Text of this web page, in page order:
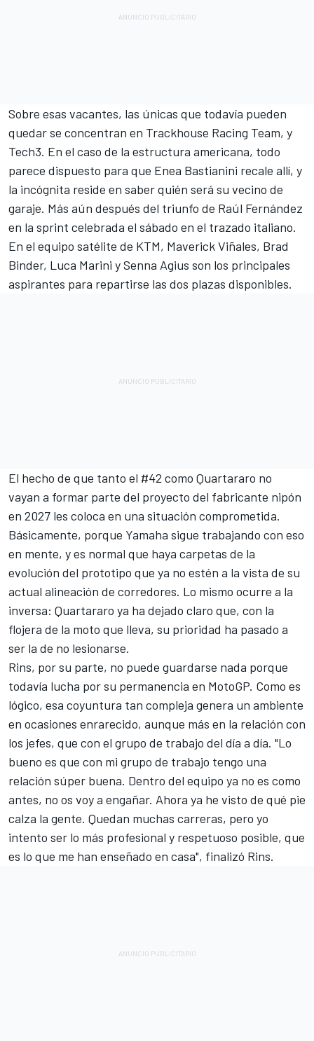
Sobre esas vacantes, las únicas que todavía pueden
quedar se concentran en Trackhouse Racing Team, y
Tech3. En el caso de la estructura americana, todo
parece dispuesto para que Enea Bastianini recale allí, y
la incógnita reside en saber quién será su vecino de
garaje. Más aún después del triunfo de Raúl Fernández
en la sprint celebrada el sábado en el trazado italiano.
En el equipo satélite de KTM, Maverick Viñales, Brad
Binder, Luca Marini ySenna Agius son los principales
aspirantes para repartirse las dos plazas disponibles.
El hecho de que tanto el #42 como Quartararo no
vayan a formar parte del proyecto del fabricante nipón
en 2027 les coloca en una situación comprometida.
Básicamente, porque Yamaha sigue trabajando con eso
en mente, y es normal que haya carpetas de la
evolución del prototipo que ya no estén a la vista de su
actual alineación de corredores. Lo mismo ocurre a la
inversa: Quartararo ya ha dejado claro que, con la
flojera de la moto que lleva, su prioridad ha pasado a
ser la de no lesionarse.
Rins, por su parte, no puede guardarse nada porque
todavía lucha por su permanencia en MotoGP. Como es
lógico, esa coyuntura tan compleja genera un ambiente
en ocasiones enrarecido, aunque más en la relación con
los jefes, que con el grupo de trabajo del día a día. "Lo
bueno es que con mi grupo de trabajo tengo una
relación súper buena. Dentro del equipo ya no es como
antes, no os voy a engañar. Ahora ya he visto de qué pie
calza la gente. Quedan muchas carreras, pero yo
intento ser lo más profesional y respetuoso posible, que
es lo que me han enseñado en casa", finalizó Rins.